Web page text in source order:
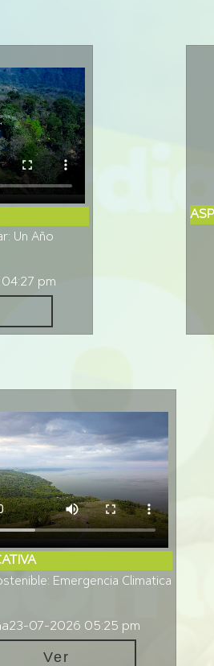
Un Año
pm
Emergencia Climatica
23-07-2026 05:25 pm
Ver